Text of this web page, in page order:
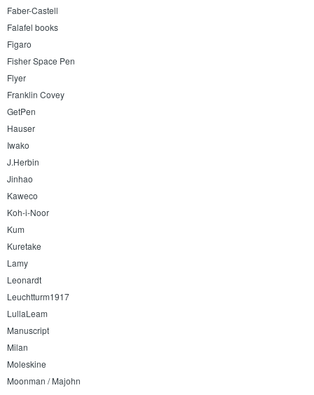
Faber-Castell
Falafel books
Figaro
Fisher Space Pen
Flyer
Franklin Covey
GetPen
Hauser
Iwako
J.Herbin
Jinhao
Kaweco
Koh-i-Noor
Kum
Kuretake
Lamy
Leonardt
Leuchtturm1917
LullaLeam
Manuscript
Milan
Moleskine
Moonman / Majohn